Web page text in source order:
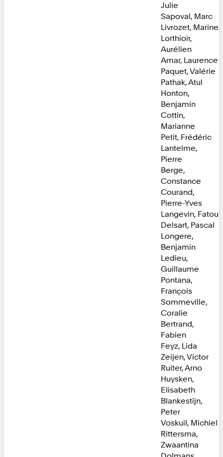
Julie
Sapoval, Marc
Livrozet, Marine
Lorthioir,
Aurélien
Amar, Laurence
Paquet, Valérie
Pathak, Atul
Honton,
Benjamin
Cottin,
Marianne
Petit, Frédéric
Lantelme,
Pierre
Berge,
Constance
Courand,
Pierre-Yves
Langevin, Fatou
Delsart, Pascal
Longere,
Benjamin
Ledieu,
Guillaume
Pontana,
François
Sommeville,
Coralie
Bertrand,
Fabien
Feyz, Lida
Zeijen, Victor
Ruiter, Arno
Huysken,
Elisabeth
Blankestijn,
Peter
Voskuil, Michiel
Rittersma,
Zwaantina